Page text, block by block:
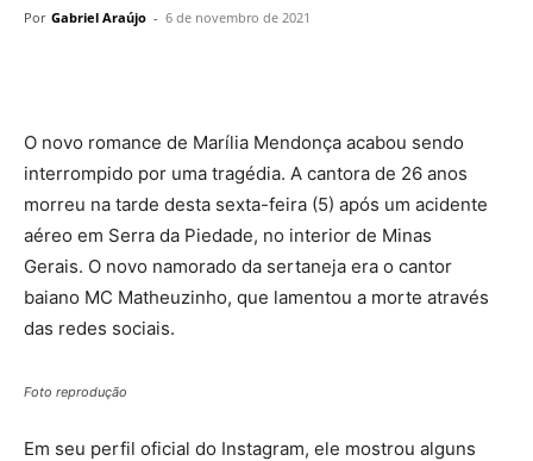
Por Gabriel Araújo - 6 de novembro de 2021
O novo romance de Marília Mendonça acabou sendo
interrompido por uma tragédia. A cantora de 26 anos
morreu na tarde desta sexta-feira (5) após um acidente
aéreo em Serra da Piedade, no interior de Minas
Gerais. O novo namorado da sertaneja era o cantor
baiano MC Matheuzinho, que lamentou a morte através
das redes sociais.
Foto reprodução
Em seu perfil oficial do Instagram, ele mostrou alguns